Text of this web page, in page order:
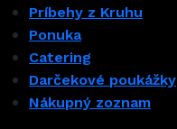
Príbehy z Kruhu
Ponuka
Catering
Darčekové poukážky
Nákupný zoznam